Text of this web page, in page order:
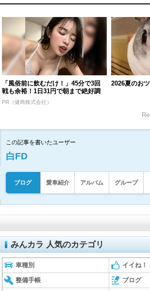
「風俗前に飲むだけ！」45分で3回
戦も余裕！1日31円で朝まで絶好調
PR（健商株式会社）
2026夏のお
この記事を書いたユーザー
白FD
ブログ 愛車紹介 アルバム グループ
みんカラ 人気のカテゴリ
車種別 イイね！
整備手帳 ブログ